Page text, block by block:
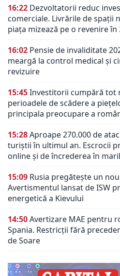
16:22 Dezvoltatorii reduc
comerciale. Livrările de spații
piața mizează pe o revenire în
16:02 Pensie de invaliditate
meargă la control medical și
revizuire
15:45Investitorii cumpără tot
perioadele de scădere a
principala preocupare a
15:28Aproape 270.000 de
turiștii în ultimul an. Escrocii
online și de încrederea în
15:09 Rusia pregătește un
Avertismentul lansat de ISW
energetică a Kievului
14:50Avertizare MAE pentru
Spania. Restricții fără
de Soare